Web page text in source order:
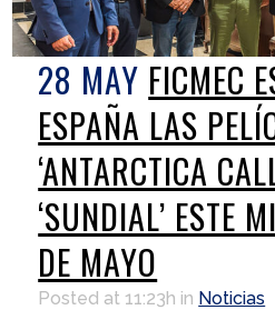
28 MAY FICMEC
ESPAÑA LAS
‘ANTARCTICA
‘SUNDIAL’ ESTE
DE MAYO
Posted at 11:23h in Noticias